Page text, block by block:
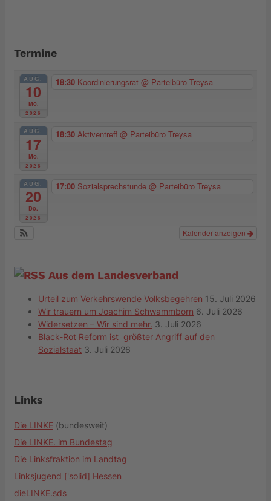
Termine
AUG.
10
Mo.
2026
18:30 Koordinierungsrat @ Parteibüro Treysa
AUG.
17
Mo.
2026
18:30 Aktiventreff @ Parteibüro Treysa
AUG.
20
Do.
2026
17:00 Sozialsprechstunde @ Parteibüro Treysa
Kalender anzeigen
Aus dem Landesverband
Urteil zum Verkehrswende Volksbegehren 15. Juli 2026
Wir trauern um Joachim Schwammborn 6. Juli 2026
Widersetzen – Wir sind mehr. 3. Juli 2026
Black-Rot Reform ist größter Angriff auf den
Sozialstaat 3. Juli 2026
Links
Die LINKE (bundesweit)
Die LINKE. im Bundestag
Die Linksfraktion im Landtag
Linksjugend ['solid] Hessen
dieLINKE.sds